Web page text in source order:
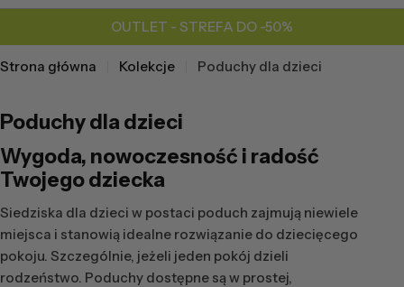
OUTLET - STREFA DO -50%
Strona główna Kolekcje Poduchy dla dzieci
Poduchy dla dzieci
Wygoda, nowoczesność i radość
Twojego dziecka
Siedziska dla dzieci w postaci poduch zajmują niewiele
miejsca i stanowią idealne rozwiązanie do dziecięcego
pokoju. Szczególnie, jeżeli jeden pokój dzieli
rodzeństwo. Poduchy dostępne są w prostej,